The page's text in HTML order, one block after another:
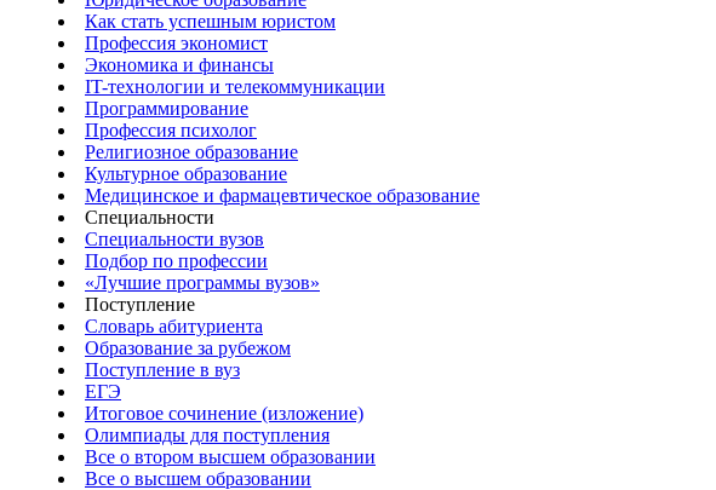
Как стать успешным юристом
Профессия экономист
Экономика и финансы
IT-технологии и телекоммуникации
Программирование
Профессия психолог
Религиозное образование
Культурное образование
Медицинское и фармацевтическое образование
Специальности
Специальности вузов
Подбор по профессии
«Лучшие программы вузов»
Поступление
Словарь абитуриента
Образование за рубежом
Поступление в вуз
ЕГЭ
Итоговое сочинение (изложение)
Олимпиады для поступления
Все о втором высшем образовании
Все о высшем образовании